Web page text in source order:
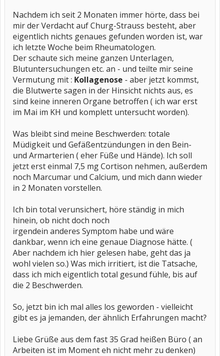
Nachdem ich seit 2 Monaten immer hörte, dass bei
mir der Verdacht auf Churg-Strauss besteht, aber
eigentlich nichts genaues gefunden worden ist, war
ich letzte Woche beim Rheumatologen.
Der schaute sich meine ganzen Unterlagen,
Blutuntersuchungen etc. an - und teilte mir seine
Vermutung mit : Kollagenose - aber jetzt kommst,
die Blutwerte sagen in der Hinsicht nichts aus, es
sind keine inneren Organe betroffen ( ich war erst
im Mai im KH und komplett untersucht worden).
Was bleibt sind meine Beschwerden: totale
Müdigkeit und Gefäßentzündungen in den Bein-
und Armarterien ( eher Füße und Hände). Ich soll
jetzt erst einmal 7,5 mg Cortison nehmen, außerdem
noch Marcumar und Calcium, und mich dann wieder
in 2 Monaten vorstellen.
Ich bin total verunsichert, höre ständig in mich
hinein, ob nicht doch noch
irgendein anderes Symptom habe und wäre
dankbar, wenn ich eine genaue Diagnose hätte. (
Aber nachdem ich hier gelesen habe, geht das ja
wohl vielen so.) Was mich irritiert, ist die Tatsache,
dass ich mich eigentlich total gesund fühle, bis auf
die 2 Beschwerden.
So, jetzt bin ich mal alles los geworden - vielleicht
gibt es ja jemanden, der ähnlich Erfahrungen macht?
Liebe Grüße aus dem fast 35 Grad heißen Büro ( an
Arbeiten ist im Moment eh nicht mehr zu denken)